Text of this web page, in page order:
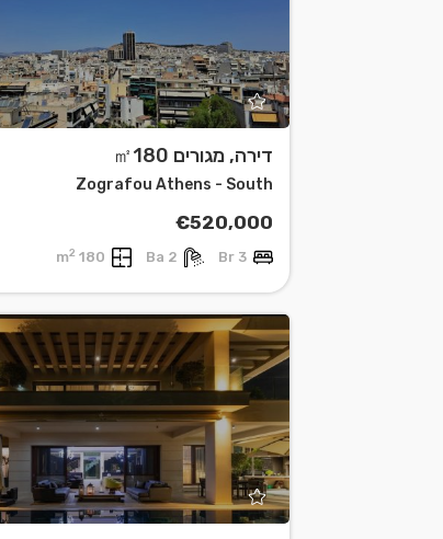
דירה, מגורים ㎡180
Zografou Athens - South
€520,000
3 Br
2 Ba
180 m
2